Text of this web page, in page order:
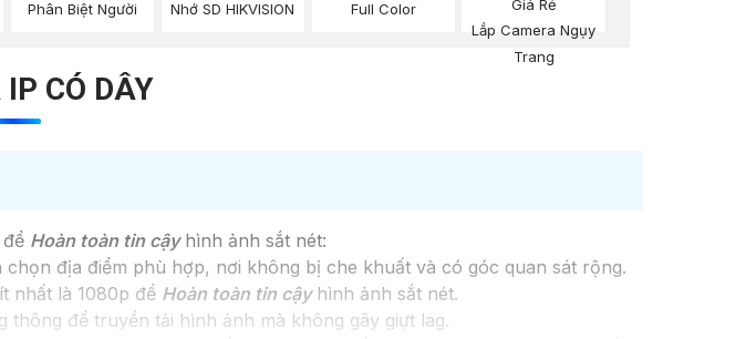
Phân Biệt Người
Nhớ SD HIKVISION
Full Color
Lắp Camera Ngụy
Trang
CÓ DÂY
Hoàn toàn tin cậyhình ảnh sắt nét:
địa điểm phù hợp, nơi không bị che khuất và có góc quan sát rộng.
nhất là 1080p để Hoàn toàn tin cậyhình ảnh sắt nét.
để truyền tải hình ảnh mà không gây giựt lag.